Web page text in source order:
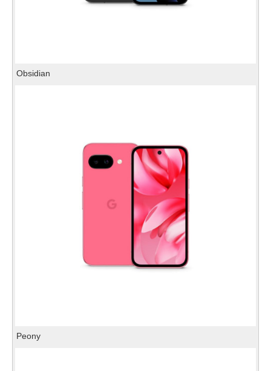
Obsidian
Peony